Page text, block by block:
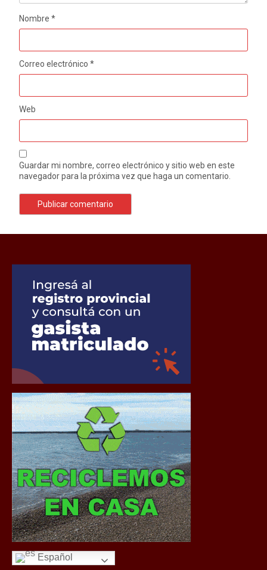
Nombre*
Correo electrónico*
Web
Guardar mi nombre, correo electrónico y sitio web en este
navegador para la próxima vez que haga un comentario.
Español